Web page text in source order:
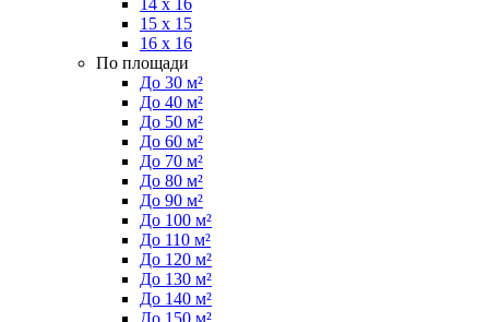
14 x 16
15 x 15
16 x 16
По площади
До 30 м²
До 40 м²
До 50 м²
До 60 м²
До 70 м²
До 80 м²
До 90 м²
До 100 м²
До 110 м²
До 120 м²
До 130 м²
До 140 м²
До 150 м²